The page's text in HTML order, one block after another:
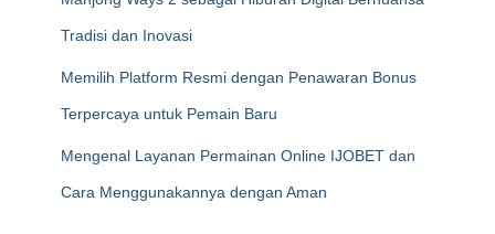
Tradisi dan Inovasi
Memilih Platform Resmi dengan Penawaran Bonus
Terpercaya untuk Pemain Baru
Mengenal Layanan Permainan Online IJOBET dan
Cara Menggunakannya dengan Aman